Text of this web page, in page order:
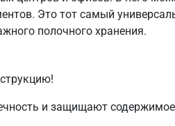
Это тот самый
полочного хранения.
и защищают